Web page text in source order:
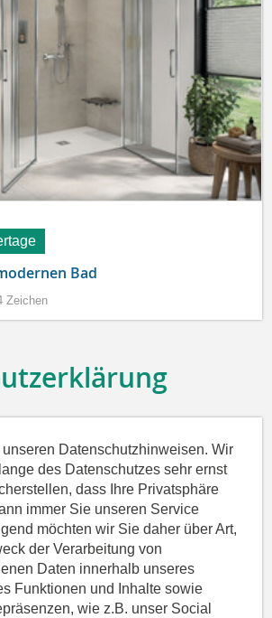
Bad
Zeichen
Datenschutzhinweisen. Wir
des Datenschutzes sehr ernst
dass Ihre Privatsphäre
immer Sie unseren Service
möchten wir Sie daher über Art,
der Verarbeitung von
Daten innerhalb unseres
Funktionen und Inhalte sowie
wie z.B. unser Social